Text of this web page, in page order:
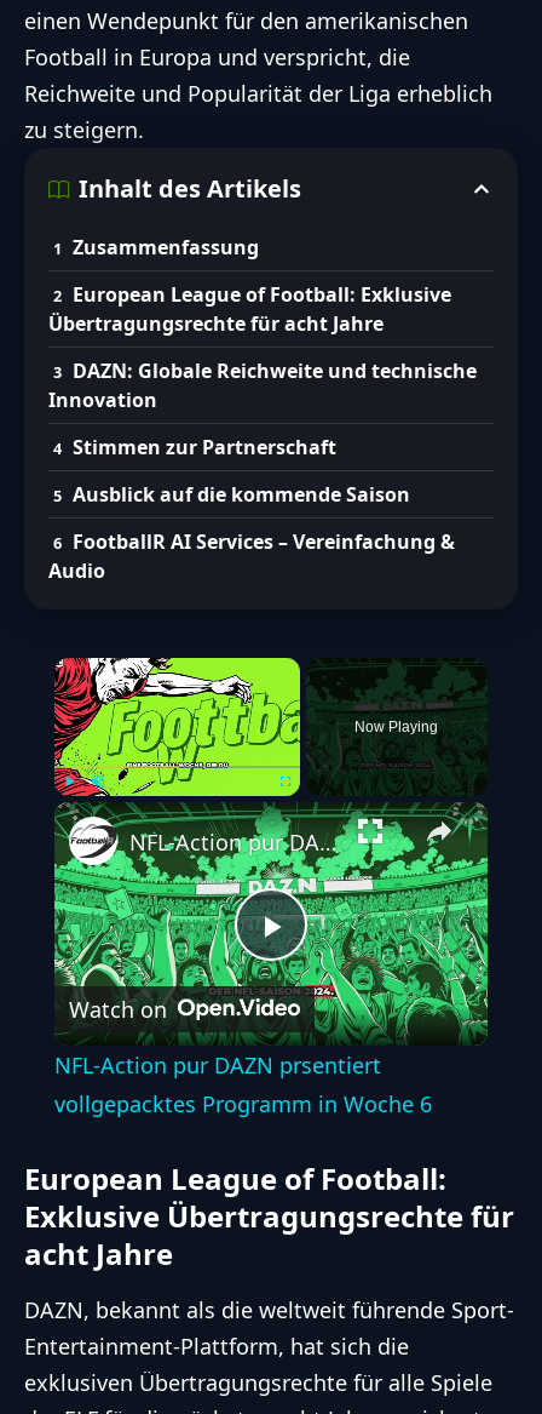
einen Wendepunkt für den amerikanischen
Football in Europa und verspricht, die
Reichweite und Popularität der Liga erheblich
zu steigern.
Inhalt des Artikels
Zusammenfassung
European League of Football: Exklusive
Übertragungsrechte für acht Jahre
DAZN: Globale Reichweite und technische
Innovation
Stimmen zur Partnerschaft
Ausblick auf die kommende Saison
FootballR AI Services – Vereinfachung &
Audio
×
Play Unmute Fullscreen
Now Playing
Play
Video
NFL-Action pur DAZN prsentiert vollgepacktes Programm in Woche 6
Watch on
NFL-Action pur DAZN prsentiert
vollgepacktes Programm in Woche 6
European League of Football:
Exklusive Übertragungsrechte für
acht Jahre
DAZN, bekannt als die weltweit führende Sport-
Entertainment-Plattform, hat sich die
exklusiven Übertragungsrechte für alle Spiele